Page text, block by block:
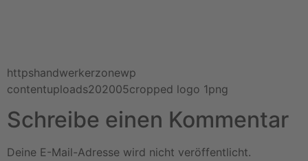
httpshandwerkerzonewp
contentuploads202005cropped logo 1png
Schreibe einen Kommentar
Deine E-Mail-Adresse wird nicht veröffentlicht.